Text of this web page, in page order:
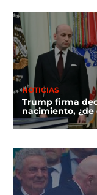
NOTICIAS
Trump firma
nacimiento, ¿de